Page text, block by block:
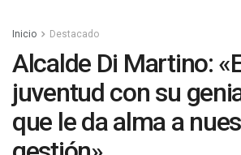
Inicio Destacado
Alcalde Di Martino:
juventud con su
que le da alma a